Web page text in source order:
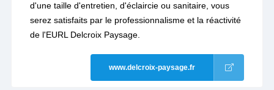
d'une taille d'entretien, d'éclaircie ou sanitaire, vous
serez satisfaits par le professionnalisme et la réactivité
de l'EURL Delcroix Paysage.
www.delcroix-paysage.fr